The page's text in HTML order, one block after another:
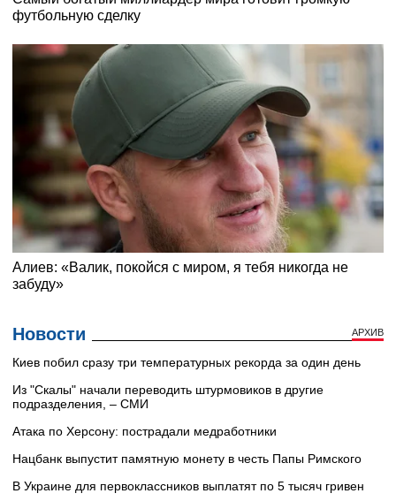
Новости АРХИВ
Киев побил сразу три температурных рекорда за один день
Из "Скалы" начали переводить штурмовиков в другие
подразделения, – СМИ
Атака по Херсону: пострадали медработники
Нацбанк выпустит памятную монету в честь Папы Римского
В Украине для первоклассников выплатят по 5 тысяч гривен